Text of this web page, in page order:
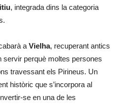
, integrada dins la categoria
a Vielha, recuperant antics
perquè moltes persones
travessant els Pirineus. Un
històric que s’incorpora al
se en una de les